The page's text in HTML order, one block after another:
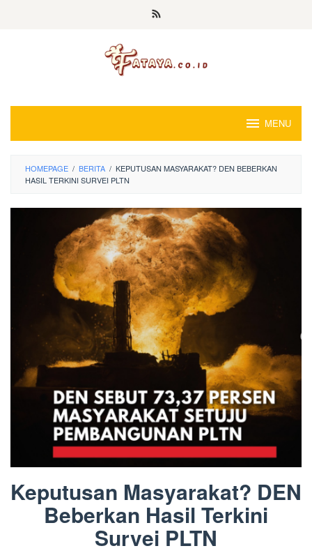
MENU
HOMEPAGE / BERITA / KEPUTUSAN MASYARAKAT? DEN BEBERKAN
HASIL TERKINI SURVEI PLTN
Keputusan Masyarakat? DEN
Beberkan Hasil Terkini
Survei PLTN